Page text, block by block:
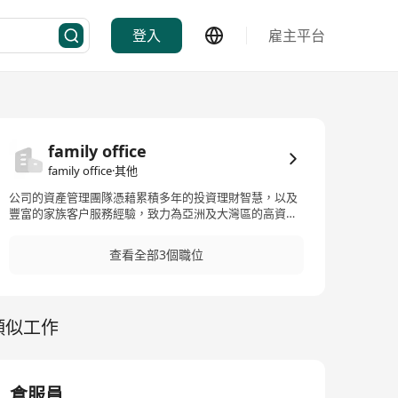
登入 雇主平台
family office
family office·其他
公司的資產管理團隊憑藉累積多年的投資理財智慧，以及
豐富的家族客户服務經驗，致力為亞洲及大灣區的高資產
客戶的經驗，讓服務範圍再度伸延，涵蓋更多範圍，為行
業牽頭。我們明白作為家族的領導人，需要照顧的範疇不
查看全部3個職位
似工作